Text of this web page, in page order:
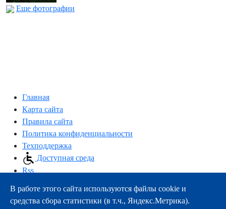
Еще фотографии
Главная
Карта сайта
Правила сайта
Политика конфиденциальности
Техподдержка
Доступная среда
Rss
163000, г.Архангельск, пр-т Троицкий, 51
тел.:+7 (8182) 21-11-63
В работе этого сайта используются файлы cookie и
средства сбора статистики (в т.ч., Яндекс.Метрика).